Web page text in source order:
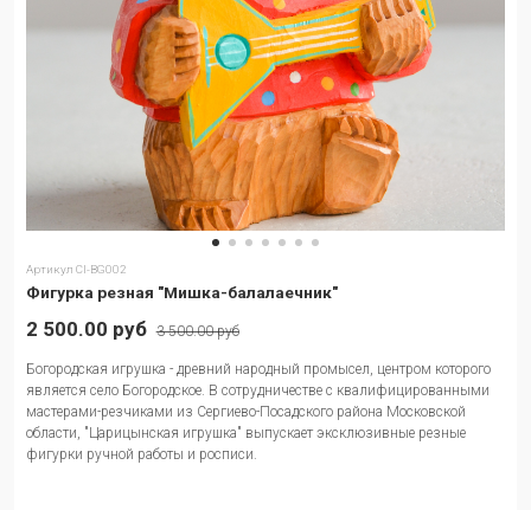
Артикул CI-BG002
Фигурка резная "Мишка-балалаечник"
2 500.00 руб 3 500.00 руб
Богородская игрушка - древний народный промысел, центром которого
является село Богородское. В сотрудничестве с квалифицированными
мастерами-резчиками из Сергиево-Посадского района Московской
области, "Царицынская игрушка" выпускает эксклюзивные резные
фигурки ручной работы и росписи.